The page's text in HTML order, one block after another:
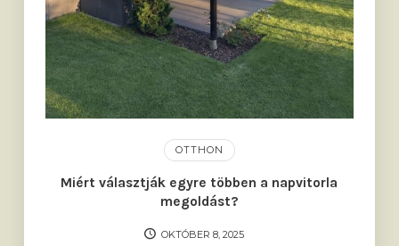
OTTHON
Miért választják egyre többen a napvitorla
megoldást?
OKTÓBER 8, 2025